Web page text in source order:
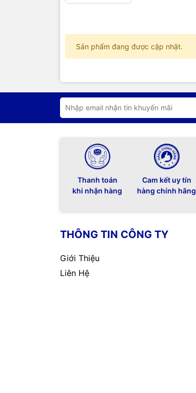
Sản phẩm đang được cập nhật.
Thanh toán
khi nhận hàng
Cam kết uy tín
hàng chính hãng
THÔNG TIN CÔNG TY
Giới Thiệu
Liên Hệ